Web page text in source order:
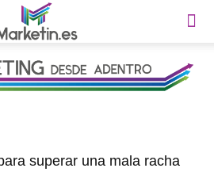
superar una mala racha